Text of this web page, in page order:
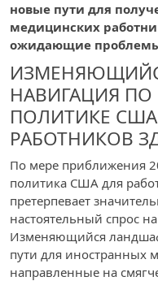
новые пути для
медицинских
ожидающие
НАВИГАЦИЯ
ПОЛИТИКЕ США
РАБОТНИКОВ
По мере приближения
политика США для
претерпевает
настоятельный спрос
Изменяющийся
пути для иностранных
направленные на